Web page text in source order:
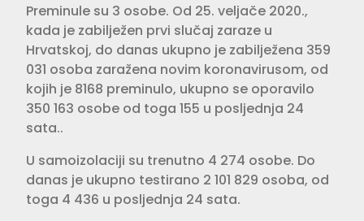
Preminule su 3 osobe. Od 25. veljače 2020.,
kada je zabilježen prvi slučaj zaraze u
Hrvatskoj, do danas ukupno je zabilježena 359
031 osoba zaražena novim koronavirusom, od
kojih je 8168 preminulo, ukupno se oporavilo
350 163 osobe od toga 155 u posljednja 24
sata..
U samoizolaciji su trenutno 4 274 osobe. Do
danas je ukupno testirano 2 101 829 osoba, od
toga 4 436 u posljednja 24 sata.